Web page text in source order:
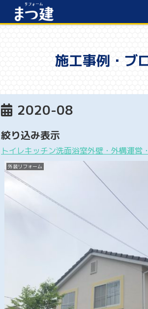
施工事例・ブ
2020-08
絞り込み表示
トイレキッチン洗面浴室外壁・外構運営
外装リフォーム